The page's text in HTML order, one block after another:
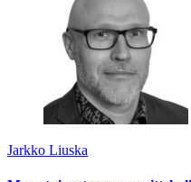
Jarkko Liuska